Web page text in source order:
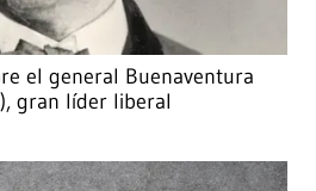
el general Buenaventura
gran líder liberal